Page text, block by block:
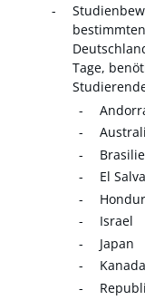
Tage,
El
Israel
Japan
Kanada